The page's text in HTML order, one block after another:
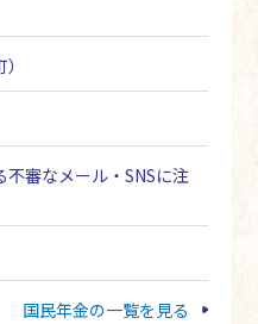
審なメール・SNSに注
国民年金の一覧を見る